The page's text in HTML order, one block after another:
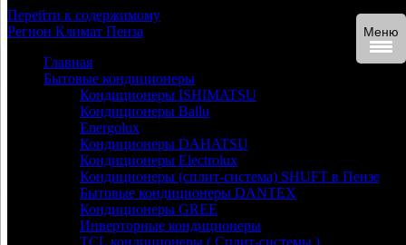
Перейти к содержимому
Регион Климат Пенза
Главная
Бытовые кондиционеры
Кондиционеры ISHIMATSU
Кондиционеры Ballu
Energolux
Кондиционеры DAHATSU
Кондиционеры Electrolux
Кондиционеры (сплит-система) SHUFT в Пензе
Бытовые кондиционеры DANTEX
Кондиционеры GREE
Инверторные кондиционеры
TCL кондиционеры ( Сплит-системы )
Меню